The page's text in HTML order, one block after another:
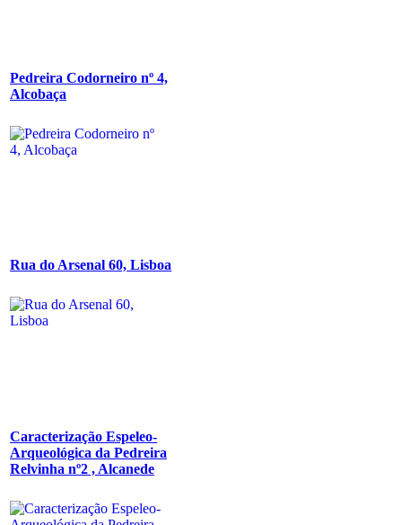
Pedreira Codorneiro nº 4,
Alcobaça
Rua do Arsenal 60, Lisboa
Caracterização Espeleo-
Arqueológica da Pedreira
Relvinha nº2 , Alcanede